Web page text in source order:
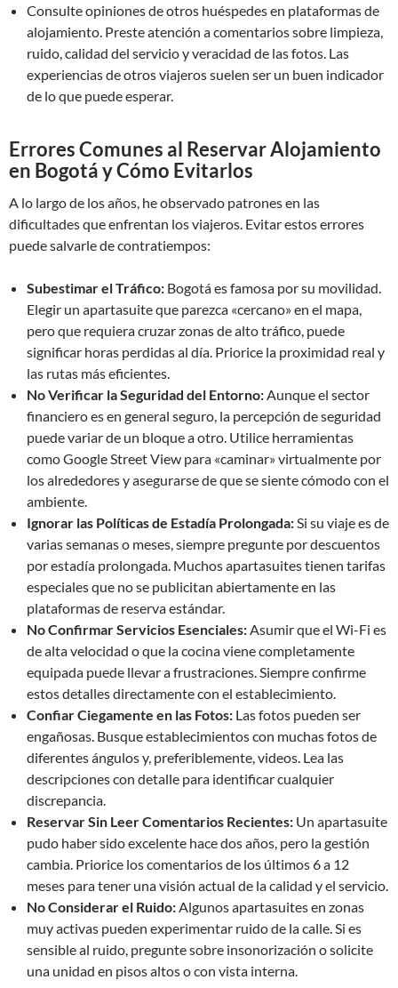
Consulte opiniones de otros huéspedes en plataformas de
alojamiento. Preste atención a comentarios sobre limpieza,
ruido, calidad del servicio y veracidad de las fotos. Las
experiencias de otros viajeros suelen ser un buen indicador
de lo que puede esperar.
Errores Comunes al Reservar Alojamiento
en Bogotá y Cómo Evitarlos
A lo largo de los años, he observado patrones en las
dificultades que enfrentan los viajeros. Evitar estos errores
puede salvarle de contratiempos:
Subestimar el Tráfico: Bogotá es famosa por su movilidad.
Elegir un apartasuite que parezca «cercano» en el mapa,
pero que requiera cruzar zonas de alto tráfico, puede
significar horas perdidas al día. Priorice la proximidad real y
las rutas más eficientes.
No Verificar la Seguridad del Entorno:Aunque el sector
financiero es en general seguro, la percepción de seguridad
puede variar de un bloque a otro. Utilice herramientas
como Google Street View para «caminar» virtualmente por
los alrededores y asegurarse de que se siente cómodo con el
ambiente.
Ignorar las Políticas de Estadía Prolongada:Si su viaje es de
varias semanas o meses, siempre pregunte por descuentos
por estadía prolongada. Muchos apartasuites tienen tarifas
especiales que no se publicitan abiertamente en las
plataformas de reserva estándar.
No Confirmar Servicios Esenciales:Asumir que el Wi-Fi es
de alta velocidad o que la cocina viene completamente
equipada puede llevar a frustraciones. Siempre confirme
estos detalles directamente con el establecimiento.
Confiar Ciegamente en las Fotos: Las fotos pueden ser
engañosas. Busque establecimientos con muchas fotos de
diferentes ángulos y, preferiblemente, videos. Lea las
descripciones con detalle para identificar cualquier
discrepancia.
Reservar Sin Leer Comentarios Recientes: Un apartasuite
pudo haber sido excelente hace dos años, pero la gestión
cambia. Priorice los comentarios de los últimos 6 a 12
meses para tener una visión actual de la calidad y el servicio.
No Considerar el Ruido:Algunos apartasuites en zonas
muy activas pueden experimentar ruido de la calle. Si es
sensible al ruido, pregunte sobre insonorización o solicite
una unidad en pisos altos o con vista interna.